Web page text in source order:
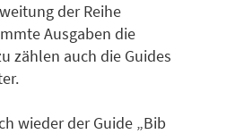
der Reihe
Ausgaben die
zählen auch die Guides
wieder der Guide „Bib